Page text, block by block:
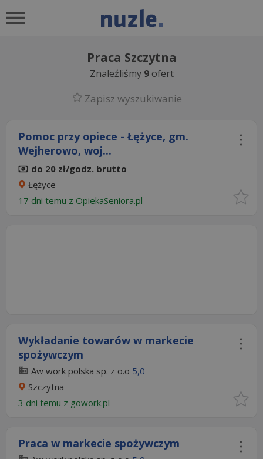
Praca Szczytna
Znaleźliśmy 9ofert
Zapisz wyszukiwanie
Pomoc przy opiece - Łężyce, gm.
Wejherowo, woj...
do 20 zł/godz. brutto
Łężyce
17 dni temu z OpiekaSeniora.pl
Wykładanie towarów w markecie
spożywczym
Aw work polska sp. z o.o 5,0
Szczytna
3 dni temu z gowork.pl
Praca w markecie spożywczym